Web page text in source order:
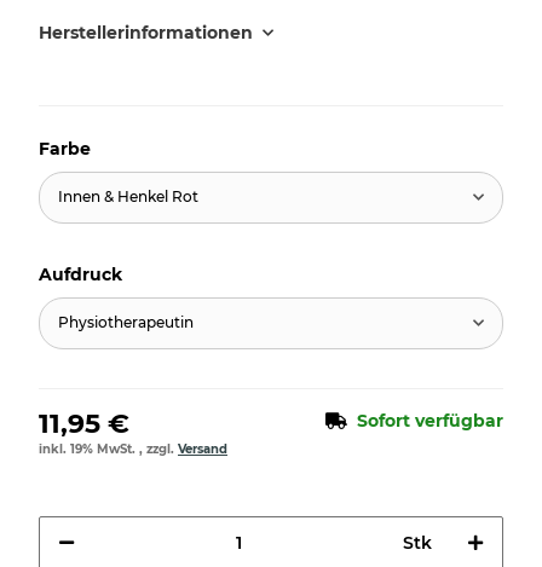
Herstellerinformationen
Farbe
Innen & Henkel Rot
Aufdruck
Physiotherapeutin
11,95 € Sofort verfügbar
inkl. 19% MwSt. , zzgl. Versand
Stk